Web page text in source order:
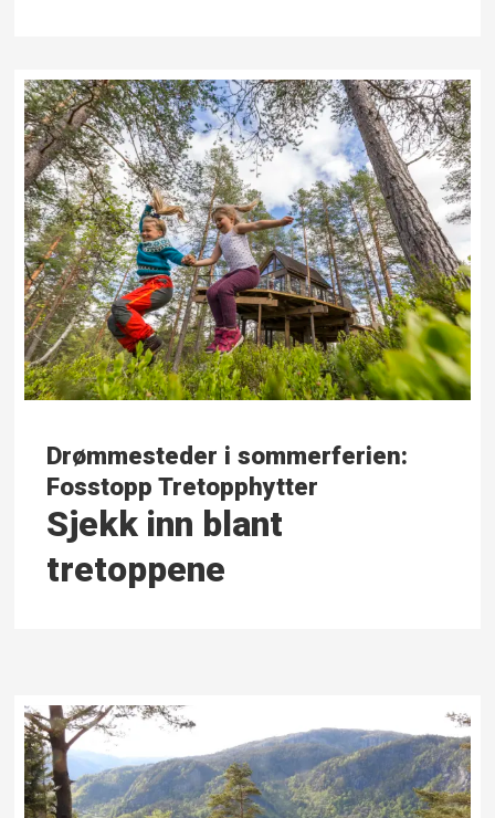
Drømmesteder i sommerferien:
Fosstopp Tretopphytter
Sjekk inn blant
tretoppene